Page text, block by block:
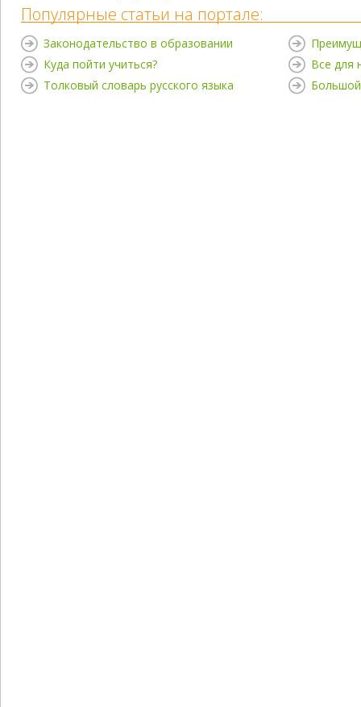
Популярные статьи на портале:
Законодательство в образовании
Куда пойти учиться?
Толковый словарь русского языка
Все для
Большой